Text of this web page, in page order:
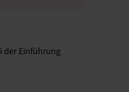
der Einführung